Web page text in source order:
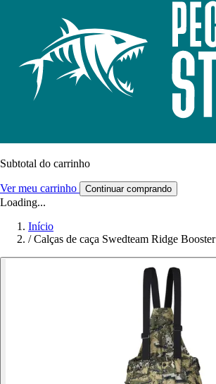
Subtotal do carrinho
Ver meu carrinho Continuar comprando
Loading...
Início
/ Calças de caça Swedteam Ridge Booster